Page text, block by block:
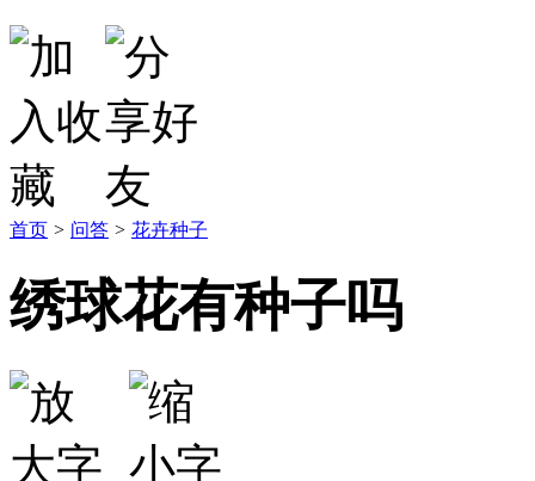
首页 > 问答 > 花卉种子
绣球花有种子吗